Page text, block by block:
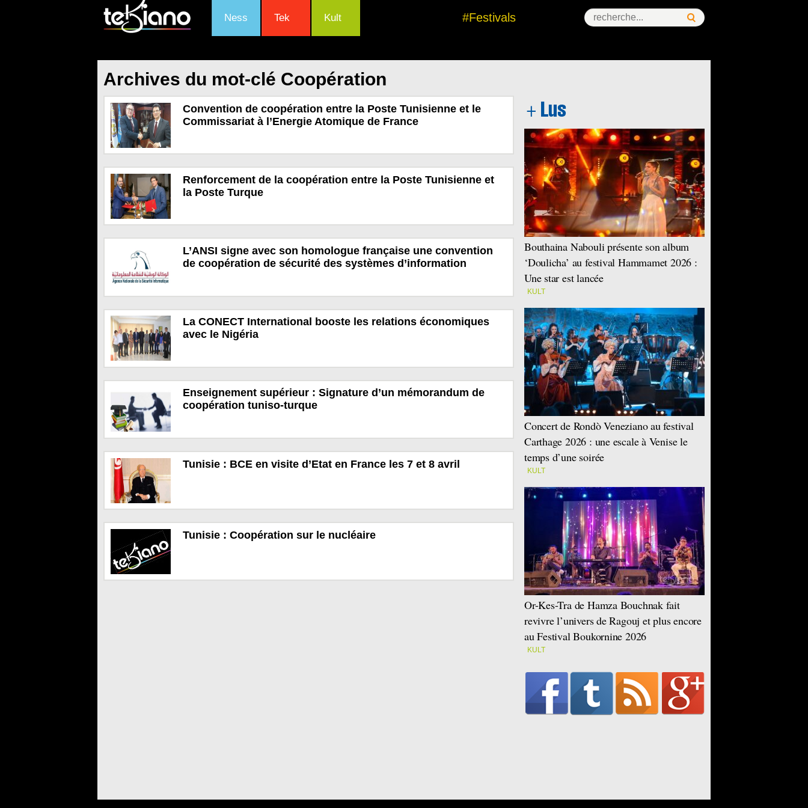
Ness Tek Kult #Festivals
Archives du mot-clé Coopération
Convention de coopération entre la Poste Tunisienne et le
Commissariat à l’Energie Atomique de France
Renforcement de la coopération entre la Poste Tunisienne et
la Poste Turque
L’ANSI signe avec son homologue française une convention
de coopération de sécurité des systèmes d’information
La CONECT International booste les relations économiques
avec le Nigéria
Enseignement supérieur : Signature d’un mémorandum de
coopération tuniso-turque
Tunisie : BCE en visite d’Etat en France les 7 et 8 avril
Tunisie : Coopération sur le nucléaire
Bouthaina Nabouli présente son album
‘Doulicha’ au festival Hammamet 2026 :
Une star est lancée
KULT
Concert de Rondò Veneziano au festival
Carthage 2026 : une escale à Venise le
temps d’une soirée
KULT
Or-Kes-Tra de Hamza Bouchnak fait
revivre l’univers de Ragouj et plus encore
au Festival Boukornine 2026
KULT